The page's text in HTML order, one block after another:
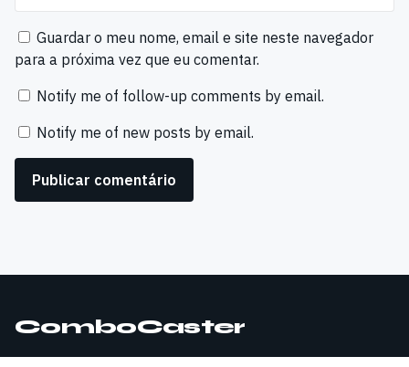
Guardar o meu nome, email e site neste navegador
para a próxima vez que eu comentar.
Notify me of follow-up comments by email.
Notify me of new posts by email.
ComboCaster